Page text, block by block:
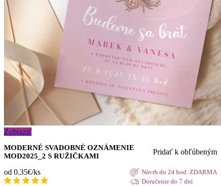
Zobraziť
MODERNÉ SVADOBNÉ OZNÁMENIE
MOD2025_2 S RUŽIČKAMI
Pridať k obľúbeným
od 0.35€/ks
Návrh do 24 hod. ZDARMA
Doručenie do 7 dní